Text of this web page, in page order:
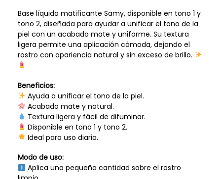
Base líquida matificante Samy, disponible en tono 1 y
tono 2, diseñada para ayudar a unificar el tono de la
piel con un acabado mate y uniforme. Su textura
ligera permite una aplicación cómoda, dejando el
rostro con apariencia natural y sin exceso de brillo.
Beneficios:
Ayuda a unificar el tono de la piel.
Acabado mate y natural.
Textura ligera y fácil de difuminar.
Disponible en tono 1 y tono 2.
Ideal para uso diario.
Modo de uso:
Aplica una pequeña cantidad sobre el rostro